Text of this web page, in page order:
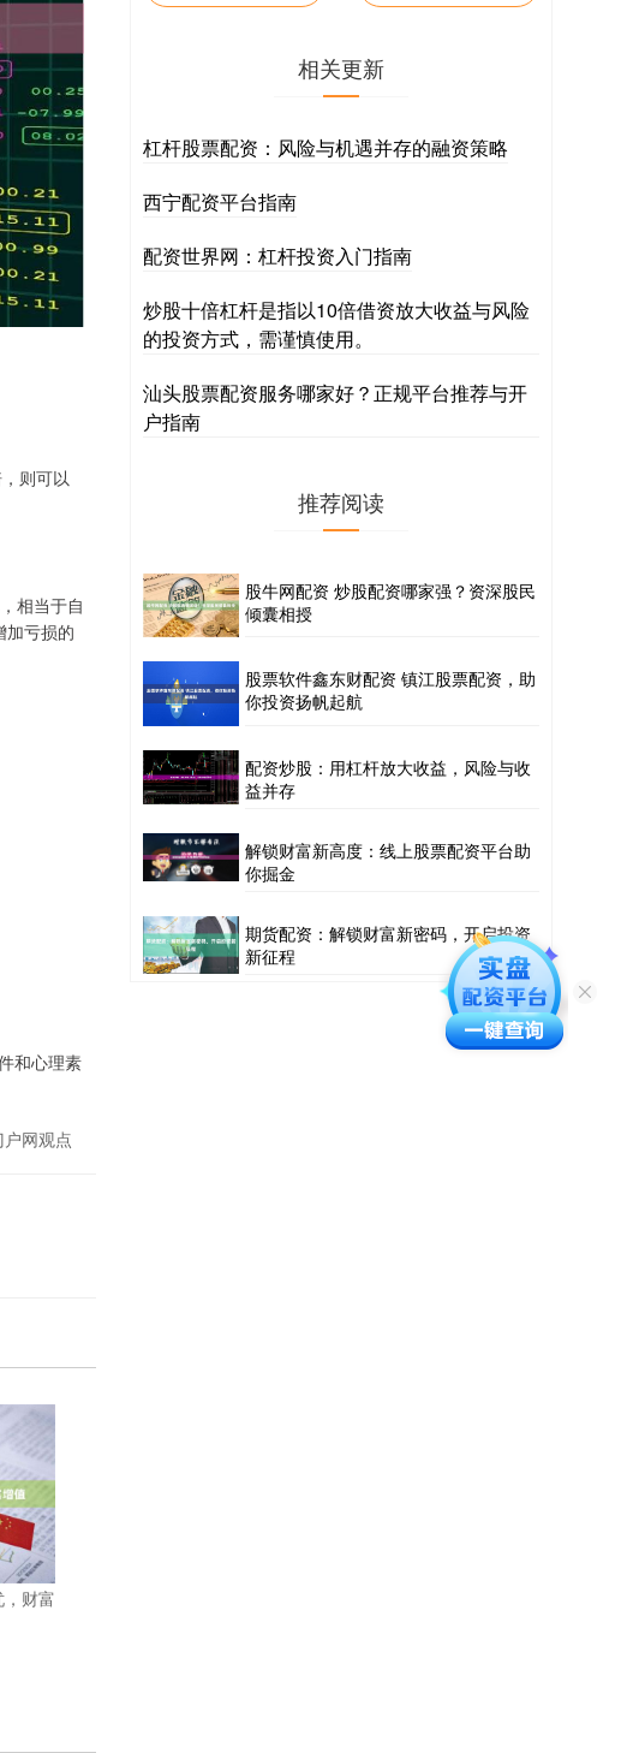
则可以
相当于自
加亏损的
和心理素
网观点
财富
相关更新
杠杆股票配资：风险与机遇并存的融资策略
西宁配资平台指南
配资世界网：杠杆投资入门指南
炒股十倍杠杆是指以10倍借资放大收益与风险
的投资方式，需谨慎使用。
汕头股票配资服务哪家好？正规平台推荐与开
户指南
推荐阅读
股牛网配资 炒股配资哪家强？资深股民
倾囊相授
股票软件鑫东财配资 镇江股票配资，助
你投资扬帆起航
配资炒股：用杠杆放大收益，风险与收
益并存
解锁财富新高度：线上股票配资平台助
你掘金
期货配资：解锁财富新密码，开启投资
新征程